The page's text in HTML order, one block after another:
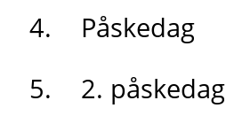
Påskedag
2. påskedag